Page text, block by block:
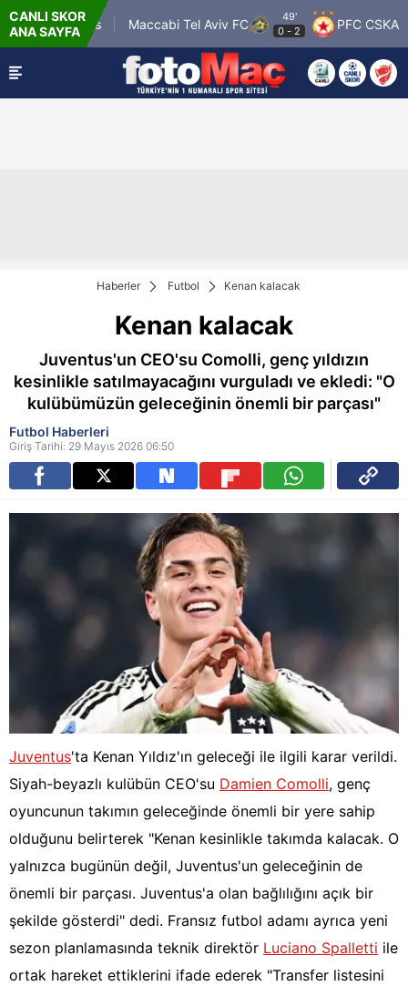
CANLI SKOR
ANA SAYFA
Rangers Maccabi Tel Aviv FC
49'
0- 2 PFC CSKA
Haberler Futbol Kenan kalacak
Kenan kalacak
Juventus'un CEO'su Comolli, genç yıldızın
kesinlikle satılmayacağını vurguladı ve ekledi: "O
kulübümüzün geleceğinin önemli bir parçası"
Futbol Haberleri
Giriş Tarihi: 29 Mayıs 2026 06:50
Juventus'ta Kenan Yıldız'ın geleceği ile ilgili karar verildi.
Siyah-beyazlı kulübün CEO'su Damien Comolli, genç
oyuncunun takımın geleceğinde önemli bir yere sahip
olduğunu belirterek "Kenan kesinlikle takımda kalacak. O
yalnızca bugünün değil, Juventus'un geleceğinin de
önemli bir parçası. Juventus'a olan bağlılığını açık bir
şekilde gösterdi" dedi. Fransız futbol adamı ayrıca yeni
sezon planlamasında teknik direktör Luciano Spalletti ile
ortak hareket ettiklerini ifade ederek "Transfer listesini